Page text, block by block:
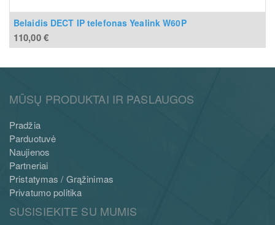
Belaidis DECT IP telefonas Yealink W60P
110,00€
MŪSŲ PRODUKTAI IR PASLAUGOS
Pradžia
Parduotuvė
Naujienos
Partneriai
Pristatymas / Grąžinimas
Privatumo politika
SUSISIEKITE SU MUMIS